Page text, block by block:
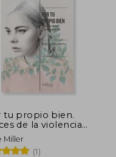
45%
dcto.
tu propio bien.
de la violencia
educación del
Miller
(1)